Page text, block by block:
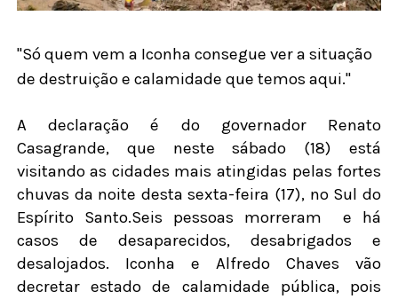
"Só quem vem a Iconha consegue ver a situação
de destruição e calamidade que temos aqui."
A declaração é do governador Renato
Casagrande, que neste sábado (18) está
visitando as cidades mais atingidas pelas fortes
chuvas da noite desta sexta-feira (17), no Sul do
Espírito Santo.Seis pessoas morreram
e há
casos de desaparecidos, desabrigados e
desalojados. Iconha e Alfredo Chaves vão
decretar estado de calamidade pública, pois